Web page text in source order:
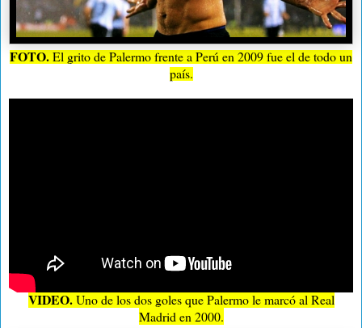
FOTO.El grito de Palermo frente a Perú en 2009 fue el de todo un
país.
VIDEO.Uno de los dos goles que Palermo le marcó al Real
Madrid en 2000.